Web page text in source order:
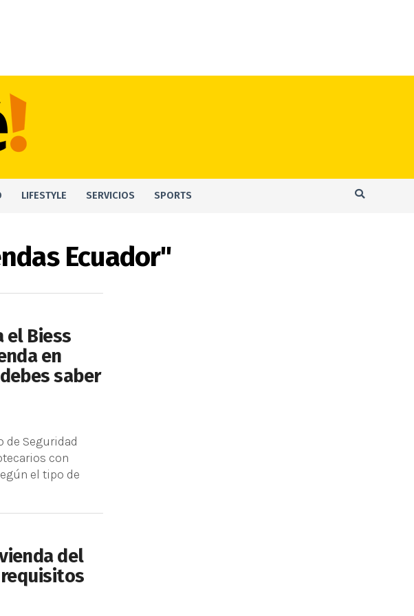
LIFESTYLE SERVICIOS SPORTS
Ecuador"
el Biess
en
saber
de Seguridad
con
el tipo de
del